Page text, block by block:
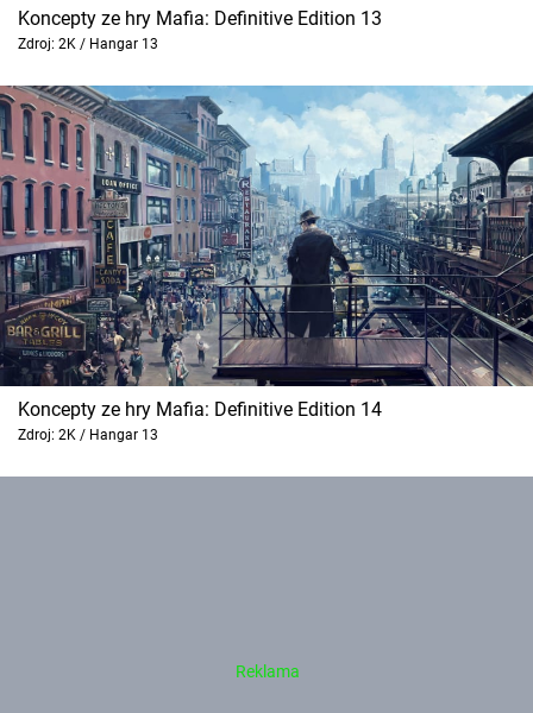
Koncepty ze hry Mafia: Definitive Edition 13
Zdroj: 2K / Hangar 13
Koncepty ze hry Mafia: Definitive Edition 14
Zdroj: 2K / Hangar 13